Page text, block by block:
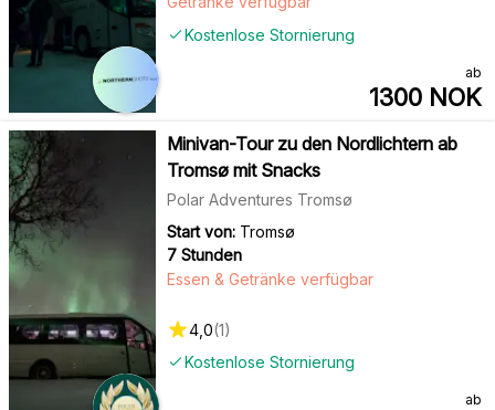
Kostenlose Stornierung
ab
1300 NOK
Minivan-Tour zu den Nordlichtern ab
Tromsø mit Snacks
Polar Adventures Tromsø
Start von: Tromsø
7 Stunden
Kostenlose Stornierung
Essen & Getränke verfügbar
4,0(1)
ab